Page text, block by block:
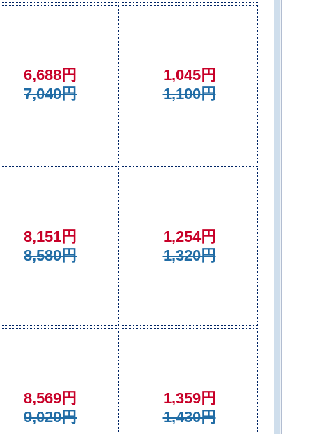
6,688円
7,040円
1,045円
1,100円
8,151円
8,580円
1,254円
1,320円
8,569円
9,020円
1,359円
1,430円